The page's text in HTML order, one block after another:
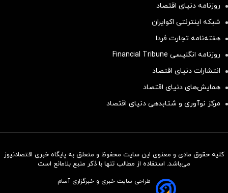
سرمایه‌گذاری همسنگ با شاخص
روزنامه دنیای اقتصاد
شبکه اینترنتی اکوایران
هفته‌نامه تجارت فردا
روزنامه انگلیسی Financial Tribune
انتشارات دنیای اقتصاد
همایش‌های دنیای اقتصاد
مرکز نوآوری و شتابدهی دنیای اقتصاد
کلیه حقوق مادی و معنوی این سایت محفوظ و متعلق به پایگاه خبری اقتصادنیوز
می‌باشد. استفاده از مطالب تنها با ذکر منبع بلامانع است
طراحی سایت خبری و خبرگزاری آسام